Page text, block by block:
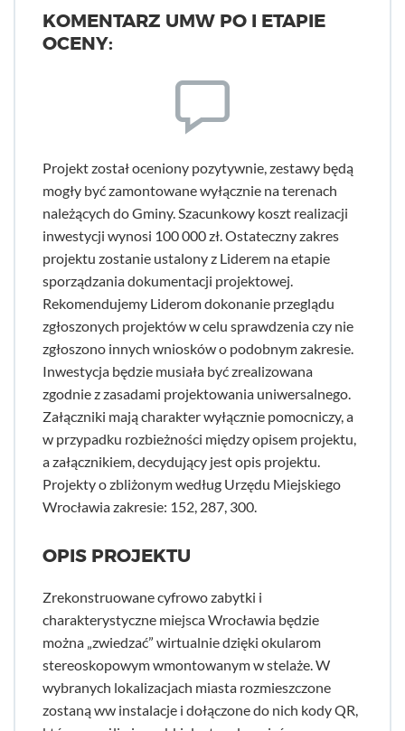
KOMENTARZ UMW PO I ETAPIE
OCENY:
Projekt został oceniony pozytywnie, zestawy będą
mogły być zamontowane wyłącznie na terenach
należących do Gminy. Szacunkowy koszt realizacji
inwestycji wynosi 100 000 zł. Ostateczny zakres
projektu zostanie ustalony z Liderem na etapie
sporządzania dokumentacji projektowej.
Rekomendujemy Liderom dokonanie przeglądu
zgłoszonych projektów w celu sprawdzenia czy nie
zgłoszono innych wniosków o podobnym zakresie.
Inwestycja będzie musiała być zrealizowana
zgodnie z zasadami projektowania uniwersalnego.
Załączniki mają charakter wyłącznie pomocniczy, a
w przypadku rozbieżności między opisem projektu,
a załącznikiem, decydujący jest opis projektu.
Projekty o zbliżonym według Urzędu Miejskiego
Wrocławia zakresie: 152, 287, 300.
OPIS PROJEKTU
Zrekonstruowane cyfrowo zabytki i
charakterystyczne miejsca Wrocławia będzie
można „zwiedzać” wirtualnie dzięki okularom
stereoskopowym wmontowanym w stelaże. W
wybranych lokalizacjach miasta rozmieszczone
zostaną ww instalacje i dołączone do nich kody QR,